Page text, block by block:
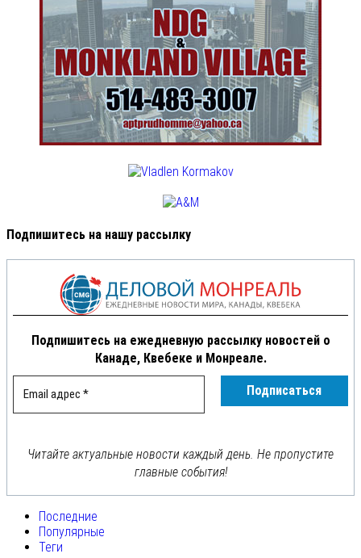
Подпишитесь на нашу рассылку
Подпишитесь на ежедневную рассылку новостей о
Канаде, Квебеке и Монреале.
Читайте актуальные новости каждый день. Не пропустите
главные события!
Последние
Популярные
Теги